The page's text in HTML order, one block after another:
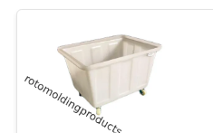
PRIVACY
POLICYเปิดถังทรง
ด้านบน